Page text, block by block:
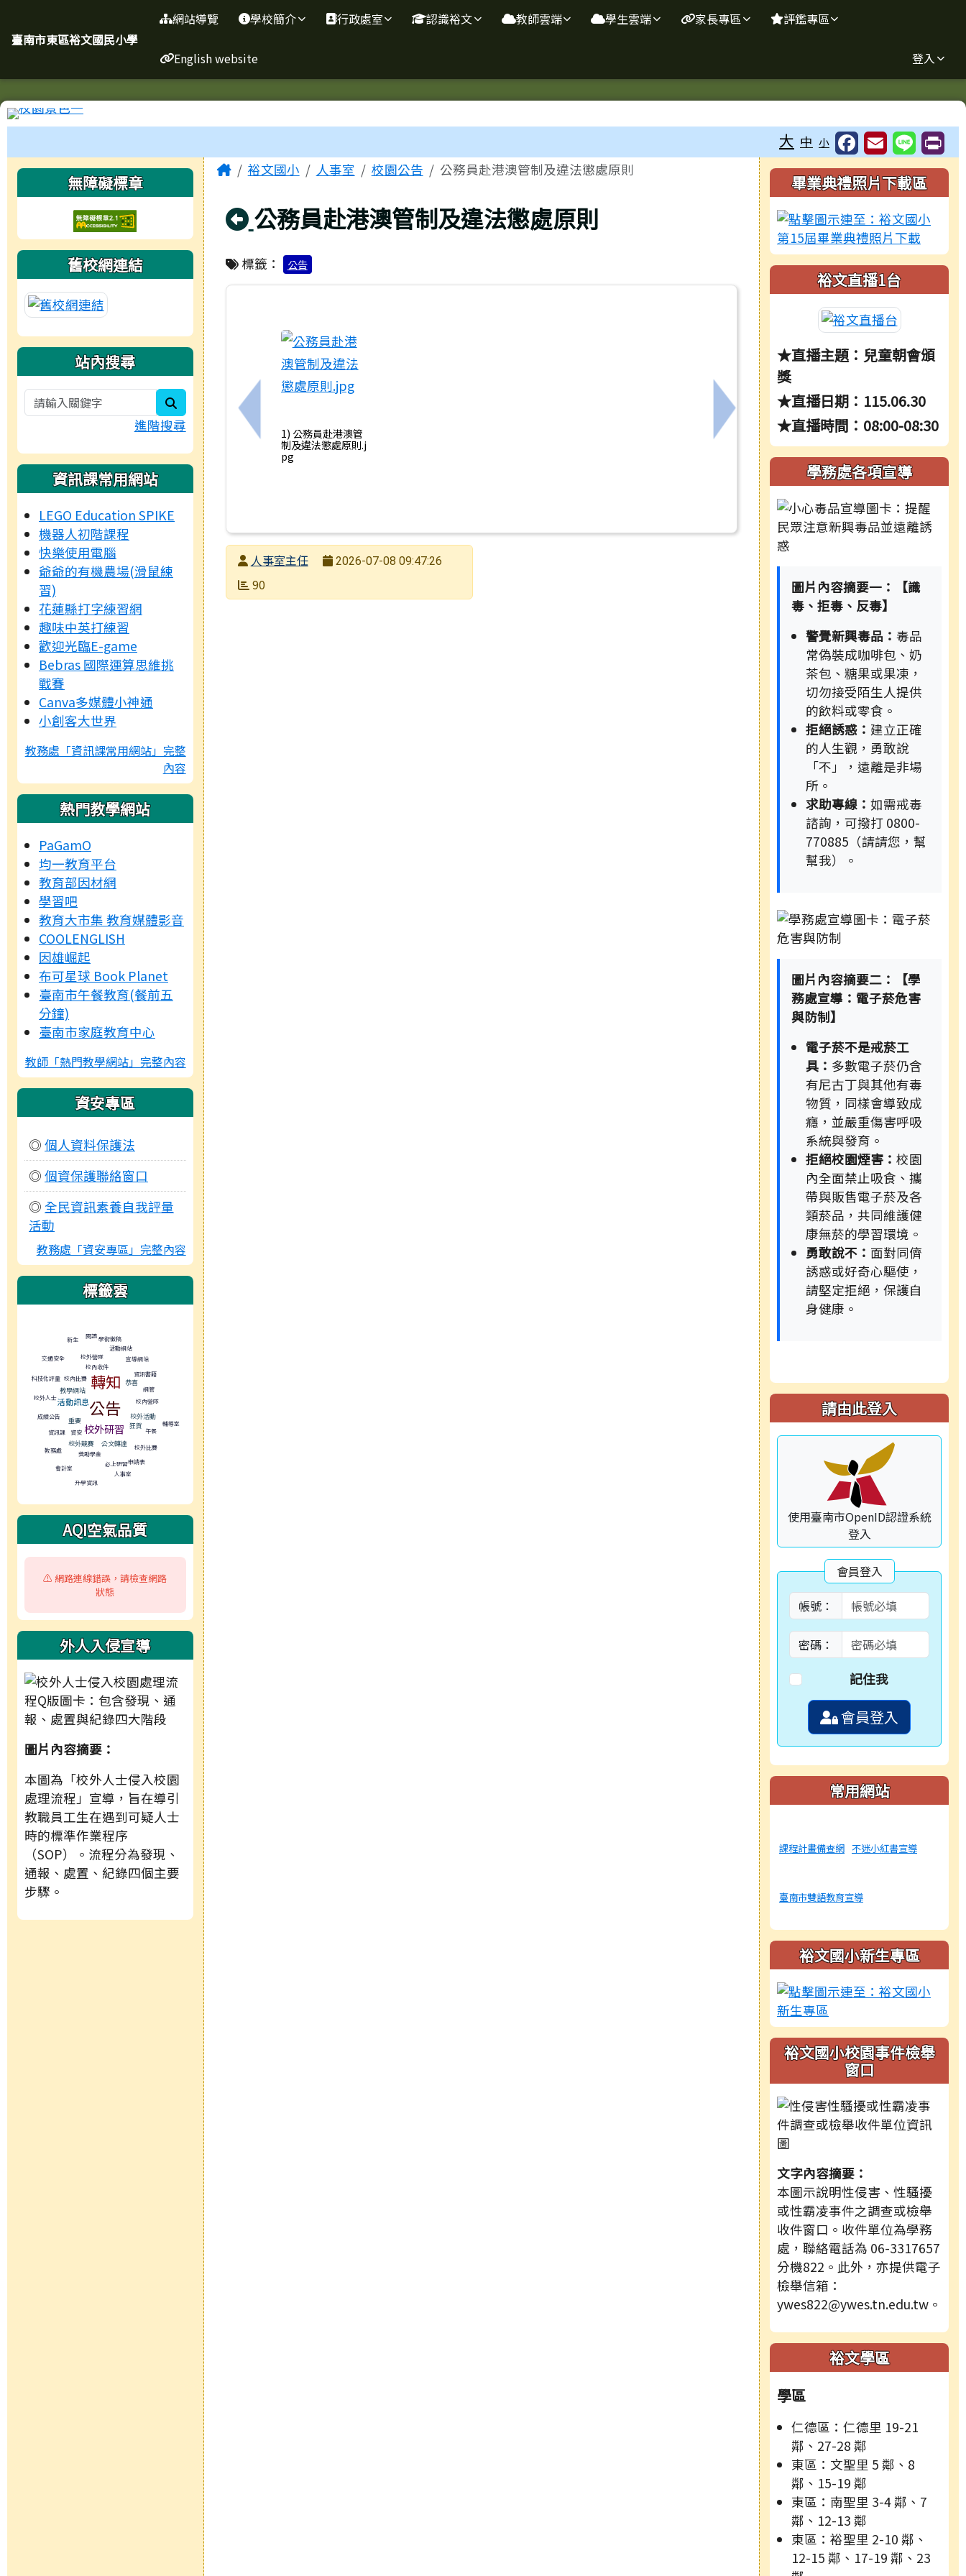
臺南市東區裕文國民小學
臺南市東區裕文國民小學
網站導覽 學校簡介 行政處室 認識裕文 教師雲端 學生雲端 家長專區 評鑑專區
English website 登入
大 中 小
左邊區域內容
無障礙標章
舊校網連結
站內搜尋
search
進階搜尋
資訊課常用網站
LEGO Education SPIKE
機器人初階課程
快樂使用電腦
爺爺的有機農場(滑鼠練
習)
花蓮縣打字練習網
趣味中英打練習
歡迎光臨E-game
Bebras 國際運算思維挑
戰賽
Canva多媒體小神通
小創客大世界
教務處「資訊課常用網站」完整
內容
熱門教學網站
PaGamO
均一教育平台
教育部因材網
學習吧
教育大市集 教育媒體影音
COOLENGLISH
因雄崛起
布可星球 Book Planet
臺南市午餐教育(餐前五
分鐘)
臺南市家庭教育中心
教師「熱門教學網站」完整內容
資安專區
◎ 個人資料保護法
◎ 個資保護聯絡窗口
◎ 全民資訊素養自我評量
活動
教務處「資安專區」完整內容
標籤雲
新生 閱讀學術徵稿
交通安全 校外營隊
活動網站
科技化評量 校內比賽
校內收件
宣導網站
轉知 恭喜
資訊書籍
校外人士活動訊息
教學網站
公告
網管
成績公告
資訊課
重要
校外研習 狂賀
校外活動
校內營隊
教務處
校外競賽
資安 午餐
輔導室
獎助學金
公文轉達 校外比賽
會計室
必上研習
升學資訊
人事室
申請表
AQI空氣品質
⚠️ 網路連線錯誤，請檢查網路
狀態
外人入侵宣導
圖片內容摘要：
本圖為「校外人士侵入校園
處理流程」宣導，旨在導引
教職員工生在遇到可疑人士
時的標準作業程序
（SOP）。流程分為發現、
通報、處置、紀錄四個主要
步驟。
主內容區域
Home裕文國小 人事室 校園公告 公務員赴港澳管制及違法懲處原則
回上頁
公務員赴港澳管制及違法懲處原則
標籤： 公告
上一筆：有關公立高級中等以下學校教師採計曾任2所以上公立幼兒園契約進用教保員及私立幼兒園專任教師年資相關疑義一
1) 公務員赴港澳管
制及違法懲處原則.j
pg
下一筆：人事行政總處辦理之全國公教員
發布者人事室主任
發布日期
2026-07-08 09:47:26
瀏覽次數
90
右邊區域內容
畢業典禮照片下載區
裕文直播1台
★直播主題：兒童朝會頒
獎
★直播日期：115.06.30
★直播時間：08:00-08:30
學務處各項宣導
圖片內容摘要一：【識
毒、拒毒、反毒】
警覺新興毒品： 毒品
常偽裝成咖啡包、奶
茶包、糖果或果凍，
切勿接受陌生人提供
的飲料或零食。
拒絕誘惑： 建立正確
的人生觀，勇敢說
「不」，遠離是非場
所。
求助專線： 如需戒毒
諮詢，可撥打 0800-
770885（請請您，幫
幫我）。
圖片內容摘要二：【學
務處宣導：電子菸危害
與防制】
電子菸不是戒菸工
具： 多數電子菸仍含
有尼古丁與其他有毒
物質，同樣會導致成
癮，並嚴重傷害呼吸
系統與發育。
拒絕校園煙害： 校園
內全面禁止吸食、攜
帶與販售電子菸及各
類菸品，共同維護健
康無菸的學習環境。
勇敢說不： 面對同儕
誘惑或好奇心驅使，
請堅定拒絕，保護自
身健康。
請由此登入
使用臺南市OpenID認證系統
登入
會員登入
帳號：
密碼：
記住我
會員登入
常用網站
課程計畫備查網 不迷小紅書宣導
臺南市雙語教育宣導
裕文國小新生專區
裕文國小校園事件檢舉
窗口
文字內容摘要：
本圖示說明性侵害、性騷擾
或性霸凌事件之調查或檢舉
收件窗口。收件單位為學務
處，聯絡電話為 06-3317657
分機822。此外，亦提供電子
檢舉信箱：
ywes822@ywes.tn.edu.tw。
裕文學區
學區
仁德區：仁德里 19-21
鄰、27-28 鄰
東區：文聖里 5 鄰、8
鄰、15-19 鄰
東區：南聖里 3-4 鄰、7
鄰、12-13 鄰
東區：裕聖里 2-10 鄰、
12-15 鄰、17-19 鄰、23
頁尾區域